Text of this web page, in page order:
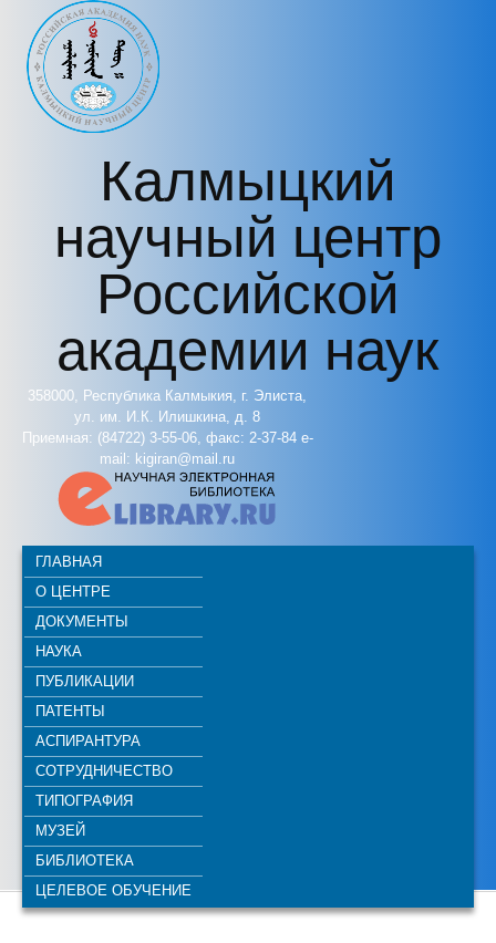
Перейти к основному содержанию
Калмыцкий
научный центр
Российской
академии наук
358000, Республика Калмыкия, г. Элиста,
ул. им. И.К. Илишкина, д. 8
Приемная: (84722) 3-55-06, факс: 2-37-84 e-
mail: kigiran@mail.ru
ГЛАВНАЯ
О ЦЕНТРЕ
ДОКУМЕНТЫ
НАУКА
ПУБЛИКАЦИИ
ПАТЕНТЫ
АСПИРАНТУРА
СОТРУДНИЧЕСТВО
ТИПОГРАФИЯ
МУЗЕЙ
БИБЛИОТЕКА
ЦЕЛЕВОЕ ОБУЧЕНИЕ